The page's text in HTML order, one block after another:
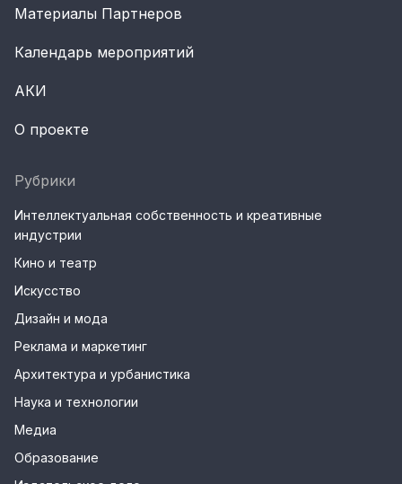
Материалы Партнеров
Календарь мероприятий
АКИ
О проекте
Рубрики
Интеллектуальная собственность и креативные
индустрии
Кино и театр
Искусство
Дизайн и мода
Реклама и маркетинг
Архитектура и урбанистика
Наука и технологии
Медиа
Образование